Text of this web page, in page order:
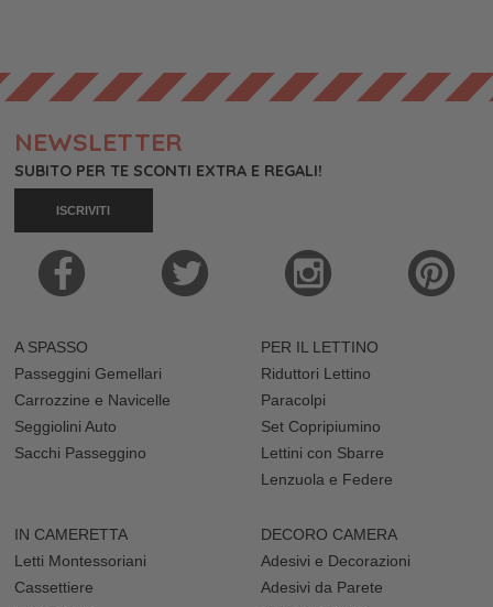
NEWSLETTER
SUBITO PER TE SCONTI EXTRA E REGALI!
ISCRIVITI
A SPASSO
Passeggini Gemellari
Carrozzine e Navicelle
Seggiolini Auto
Sacchi Passeggino
PER IL LETTINO
Riduttori Lettino
Paracolpi
Set Copripiumino
Lettini con Sbarre
Lenzuola e Federe
IN CAMERETTA
Letti Montessoriani
Cassettiere
DECORO CAMERA
Adesivi e Decorazioni
Adesivi da Parete